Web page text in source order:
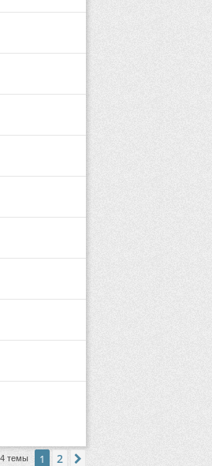
темы 1 2